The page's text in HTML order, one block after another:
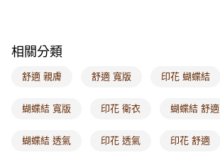
付款後門市自取
每筆NT$60，滿NT$1,000(含以上)免運費
相關分類
舒適 親膚 舒適 寬版 印花 蝴蝶結
蝴蝶結 寬版 印花 衛衣 蝴蝶結 舒適
蝴蝶結 透氣 印花 透氣 印花 舒適